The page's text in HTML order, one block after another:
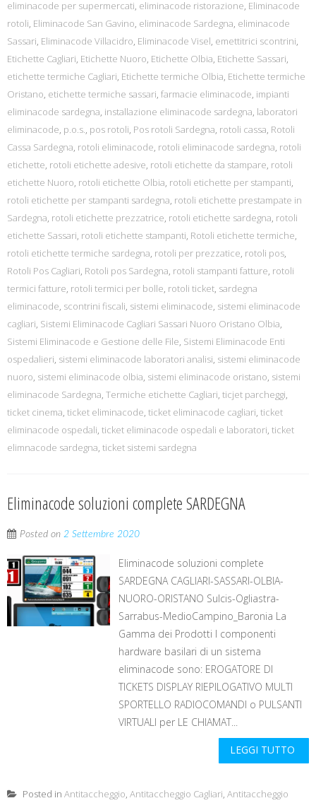
eliminacode per supermercati, eliminacode ristorazione, Eliminacode
rotoli, Eliminacode San Gavino, eliminacode Sardegna, eliminacode
Sassari, Eliminacode Villacidro, Eliminacode Visel, emettitrici scontrini,
Etichette Cagliari, Etichette Nuoro, Etichette Olbia, Etichette Sassari,
etichette termiche Cagliari, Etichette termiche Olbia, Etichette termiche
Oristano, etichette termiche sassari, farmacie eliminacode, impianti
eliminacode sardegna, installazione eliminacode sardegna, laboratori
eliminacode, p.o.s., pos rotoli, Pos rotoli Sardegna, rotoli cassa, Rotoli
Cassa Sardegna, rotoli eliminacode, rotoli eliminacode sardegna, rotoli
etichette, rotoli etichette adesive, rotoli etichette da stampare, rotoli
etichette Nuoro, rotoli etichette Olbia, rotoli etichette per stampanti,
rotoli etichette per stampanti sardegna, rotoli etichette prestampate in
Sardegna, rotoli etichette prezzatrice, rotoli etichette sardegna, rotoli
etichette Sassari, rotoli etichette stampanti, Rotoli etichette termiche,
rotoli etichette termiche sardegna, rotoli per prezzatice, rotoli pos,
Rotoli Pos Cagliari, Rotoli pos Sardegna, rotoli stampanti fatture, rotoli
termici fatture, rotoli termici per bolle, rotoli ticket, sardegna
eliminacode, scontrini fiscali, sistemi eliminacode, sistemi eliminacode
cagliari, Sistemi Eliminacode Cagliari Sassari Nuoro Oristano Olbia,
Sistemi Eliminacode e Gestione delle File, Sistemi Eliminacode Enti
ospedalieri, sistemi eliminacode laboratori analisi, sistemi eliminacode
nuoro, sistemi eliminacode olbia, sistemi eliminacode oristano, sistemi
eliminacode Sardegna, Termiche etichette Cagliari, ticjet parcheggi,
ticket cinema, ticket eliminacode, ticket eliminacode cagliari, ticket
eliminacode ospedali, ticket eliminacode ospedali e laboratori, ticket
elimnacode sardegna, ticket sistemi sardegna
Eliminacode soluzioni complete SARDEGNA
Posted on 2 Settembre 2020
Eliminacode soluzioni complete
SARDEGNA CAGLIARI-SASSARI-OLBIA-
NUORO-ORISTANO Sulcis-Ogliastra-
Sarrabus-MedioCampino_Baronia La
Gamma dei Prodotti I componenti
hardware basilari di un sistema
eliminacode sono: EROGATORE DI
TICKETS DISPLAY RIEPILOGATIVO MULTI
SPORTELLO RADIOCOMANDI o PULSANTI
VIRTUALI per LE CHIAMAT...
LEGGI TUTTO
Posted in Antitaccheggio, Antitaccheggio Cagliari, Antitaccheggio